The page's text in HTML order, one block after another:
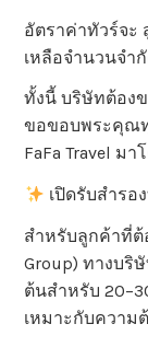
อัตราค่าทัวร์จะ
เหลือจำนวนจำ
ทั้งนี้ บริษัทต้อง
ขอขอบพระคุณ
FaFa Travel มา
เปิดรับสำรอ
สำหรับลูกค้าที่ต้
Group) ทางบริ
ต้นสำหรับ
เหมาะกับความ